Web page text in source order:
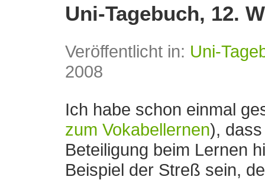
Uni-Tagebuch, 12.
Veröffentlicht in: Uni-
2008
Ich habe schon einmal
zum Vokabellernen),
Βeteiligung beim Lernen
Beispiel der Streß sein,